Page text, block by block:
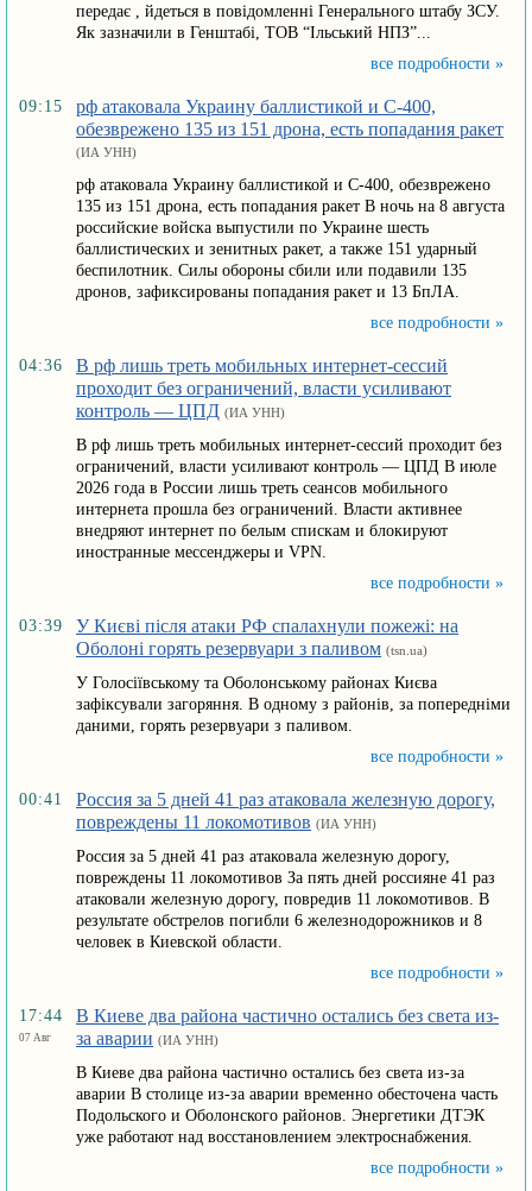
передає , йдеться в повідомленні Генерального штабу ЗСУ.
Як зазначили в Генштабі, ТОВ “Ільський НПЗ”...
все подробности »
09:15
рф атаковала Украину баллистикой и С-400,
обезврежено 135 из 151 дрона, есть попадания ракет
(ИА УНН)
рф атаковала Украину баллистикой и С-400, обезврежено
135 из 151 дрона, есть попадания ракет В ночь на 8 августа
российские войска выпустили по Украине шесть
баллистических и зенитных ракет, а также 151 ударный
беспилотник. Силы обороны сбили или подавили 135
дронов, зафиксированы попадания ракет и 13 БпЛА.
все подробности »
04:36
В рф лишь треть мобильных интернет-сессий
проходит без ограничений, власти усиливают
контроль — ЦПД (ИА УНН)
В рф лишь треть мобильных интернет-сессий проходит без
ограничений, власти усиливают контроль — ЦПД В июле
2026 года в России лишь треть сеансов мобильного
интернета прошла без ограничений. Власти активнее
внедряют интернет по белым спискам и блокируют
иностранные мессенджеры и VPN.
все подробности »
03:39
У Києві після атаки РФ спалахнули пожежі: на
Оболоні горять резервуари з паливом (tsn.ua)
У Голосіївському та Оболонському районах Києва
зафіксували загоряння. В одному з районів, за попередніми
даними, горять резервуари з паливом.
все подробности »
00:41
Россия за 5 дней 41 раз атаковала железную дорогу,
повреждены 11 локомотивов (ИА УНН)
Россия за 5 дней 41 раз атаковала железную дорогу,
повреждены 11 локомотивов За пять дней россияне 41 раз
атаковали железную дорогу, повредив 11 локомотивов. В
результате обстрелов погибли 6 железнодорожников и 8
человек в Киевской области.
все подробности »
17:44
07 Авг
В Киеве два района частично остались без света из-
за аварии (ИА УНН)
В Киеве два района частично остались без света из-за
аварии В столице из-за аварии временно обесточена часть
Подольского и Оболонского районов. Энергетики ДТЭК
уже работают над восстановлением электроснабжения.
все подробности »